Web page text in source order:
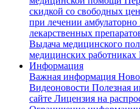
скидкой со свободных
при лечении амбулаторно
лекарственных
Выдача медицинского
медицинских работниках
Информация
Важная информация
Видеоновости Полезная
сайте Лицензия на